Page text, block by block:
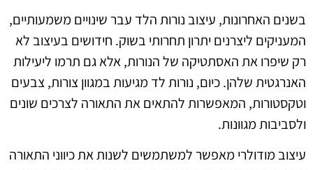
בשנים האחרונות, עיצוב נורות הלד עבר שינויים משמעותיים,
המעניקים ליצרנים יתרון תחרותי בשוק. חידושים בעיצוב לא
רק שיפרו את האסתטיקה של הנורות, אלא גם תרמו ליעילות
האנרגטית שלהן. כיום, נורות לד מגיעות במגוון צורות, צבעים
וטקסטורות, המאפשרות להתאים את התאורה לצרכים שונים
ולסביבות מגוונות.
עיצוב מודולרי מאפשר למשתמשים לשנות את כיווני התאורה